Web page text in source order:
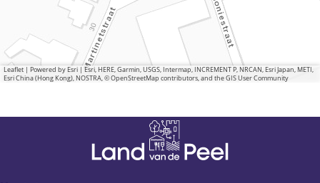
Leaflet | Powered by Esri | Esri, HERE, Garmin, USGS, Intermap, INCREMENT P, NRCAN, Esri Japan, METI,
Esri China (Hong Kong), NOSTRA, © OpenStreetMap contributors, and the GIS User Community